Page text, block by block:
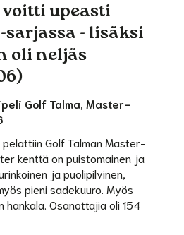
upeasti
sarjassa - lisäksi
oli neljäs
Golf Talma, Master-
Golf Talman Master-
kenttä on puistomainen ja
ja puolipilvinen,
pieni sadekuuro. Myös
hankala. Osanottajia oli 154